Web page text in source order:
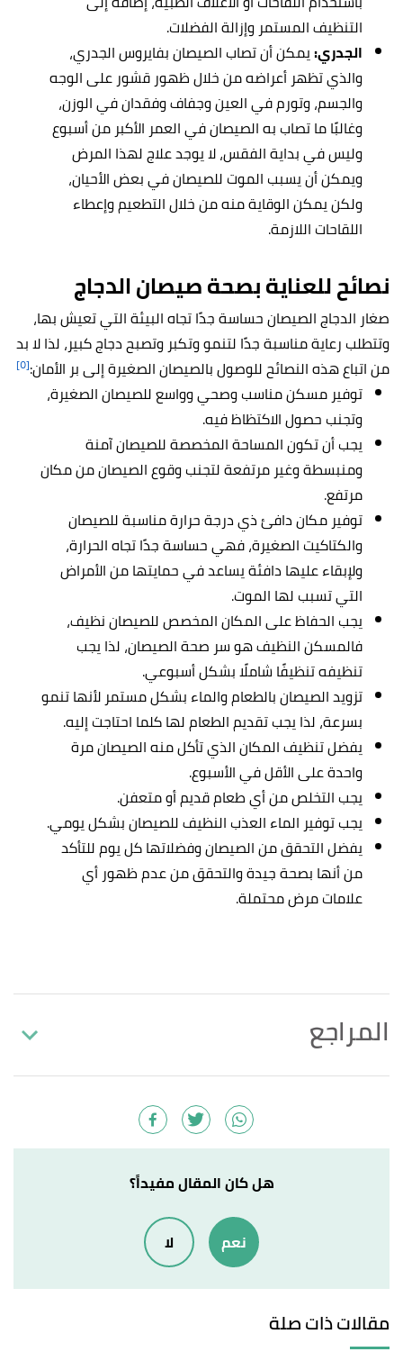
التنظيف المستمر وإزالة الفضلات.
الجدري:يمكن أن تصاب الصيصان بفايروس الجدري،
والذي تظهر أعراضه من خلال ظهور قشور على الوجه
والجسم، وتورم في العين وجفاف وفقدان في الوزن،
وغالبًا ما تصاب به الصيصان في العمر الأكبر من أسبوع
وليس في بداية الفقس، لا يوجد علاج لهذا المرض
ويمكن أن يسبب الموت للصيصان في بعض الأحيان،
ولكن يمكن الوقاية منه من خلال التطعيم وإعطاء
اللقاحات اللازمة.
نصائح للعناية بصحة صيصان الدجاج
صغار الدجاج الصيصان حساسة جدًا تجاه البيئة التي تعيش بها،
وتتطلب رعاية مناسبة جدًا لتنمو وتكبر وتصبح دجاج كبير، لذا لا بد
من اتباع هذه النصائح للوصول بالصيصان الصغيرة إلى بر الأمان:[٥]
توفير مسكن مناسب وصحي وواسع للصيصان الصغيرة،
وتجنب حصول الاكتظاظ فيه.
يجب أن تكون المساحة المخصصة للصيصان آمنة
ومنبسطة وغير مرتفعة لتجنب وقوع الصيصان من مكان
مرتفع.
توفير مكان دافئ ذي درجة حرارة مناسبة للصيصان
والكتاكيت الصغيرة، فهي حساسة جدًا تجاه الحرارة،
ولإبقاء عليها دافئة يساعد في حمايتها من الأمراض
التي تسبب لها الموت.
يجب الحفاظ على المكان المخصص للصيصان نظيف،
فالمسكن النظيف هو سر صحة الصيصان، لذا يجب
تنظيفه تنظيفًا شاملًا بشكل أسبوعي.
تزويد الصيصان بالطعام والماء بشكل مستمر لأنها تنمو
بسرعة، لذا يجب تقديم الطعام لها كلما احتاجت إليه.
يفضل تنظيف المكان الذي تأكل منه الصيصان مرة
واحدة على الأقل في الأسبوع.
يجب التخلص من أي طعام قديم أو متعفن.
يجب توفير الماء العذب النظيف للصيصان بشكل يومي.
يفضل التحقق من الصيصان وفضلاتها كل يوم للتأكد
من أنها بصحة جيدة والتحقق من عدم ظهور أي
علامات مرض محتملة.
المراجع
opensanctuary , Retrieved 6/11/2021.
"Sick Chicks: 7 Common Illnesses You May
Retrieved 6/11/2021. Edited.
"11 Reasons Your Baby Chick May Be
Sick (with Symptoms)",farmhouseguide, Retrieved
6/11/2021. Edited.
هل كان المقال مفيداً؟
نعم لا
مقالات ذات صلة